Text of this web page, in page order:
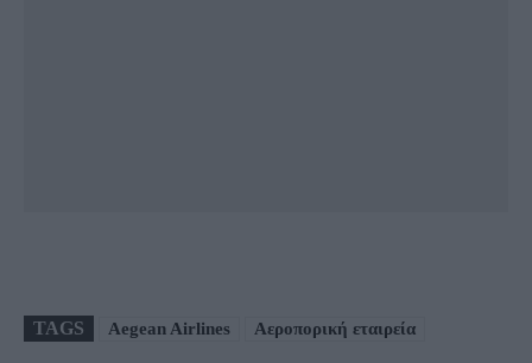
TAGS Aegean Airlines Αεροπορική εταιρεία